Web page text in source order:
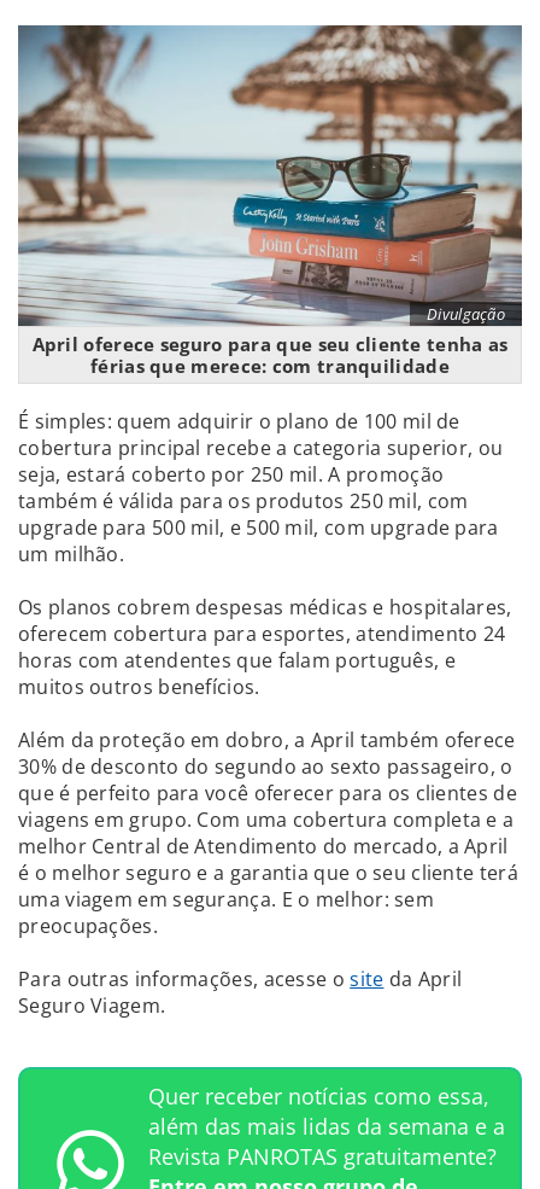
Divulgação
April oferece seguro para que seu cliente tenha as
férias que merece: com tranquilidade
É simples: quem adquirir o plano de 100 mil de
cobertura principal recebe a categoria superior, ou
seja, estará coberto por 250 mil. A promoção
também é válida para os produtos 250 mil, com
upgrade para 500 mil, e 500 mil, com upgrade para
um milhão.
Os planos cobrem despesas médicas e hospitalares,
oferecem cobertura para esportes, atendimento 24
horas com atendentes que falam português, e
muitos outros benefícios.
Além da proteção em dobro, a April também oferece
30% de desconto do segundo ao sexto passageiro, o
que é perfeito para você oferecer para os clientes de
viagens em grupo. Com uma cobertura completa e a
melhor Central de Atendimento do mercado, a April
é o melhor seguro e a garantia que o seu cliente terá
uma viagem em segurança. E o melhor: sem
preocupações.
Para outras informações, acesse osite da April
Seguro Viagem.
Quer receber notícias como essa,
além das mais lidas da semana e a
Revista PANROTAS gratuitamente?